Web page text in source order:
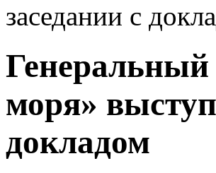
заседании с
моря»
докладом